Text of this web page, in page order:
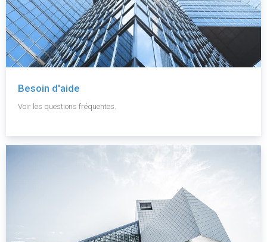
Besoin d'aide
Voir les questions fréquentes.